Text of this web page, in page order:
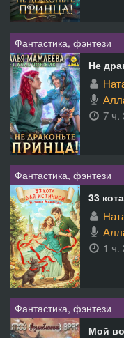
Фантастика, фэнтези
Не
7 ч.
Фантастика, фэнтези
33
1 ч.
Фантастика, фэнтези
Мой